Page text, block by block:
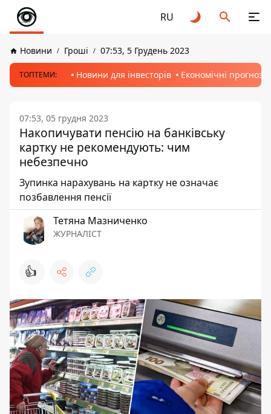
RU
Новини Гроші 07:53, 5 Грудень 2023
ТОПТЕМИ: Новини для інвесторів Економічні прогнози
07:53, 05 грудня 2023
Накопичувати пенсію на банківську
картку не рекомендують: чим
небезпечно
Зупинка нарахувань на картку не означає
позбавлення пенсії
Тетяна Мазниченко
ЖУРНАЛІСТ
👍